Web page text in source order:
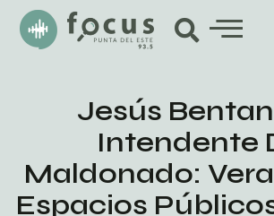
Jesús
Intendente
Maldonado:
Espacios